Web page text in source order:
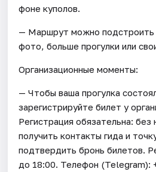
фоне куполов.
— Маршрут можно подстроить
фото, больше прогулки или
Организационные моменты:
— Чтобы ваша прогулка
зарегистрируйте билет у
Регистрация обязательна:
получить контакты гида и
подтвердить бронь билетов.
до 18:00. Телефон (Telegram):